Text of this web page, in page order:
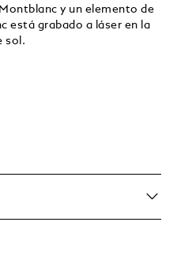
y un elemento de
está grabado a láser en la
sol.